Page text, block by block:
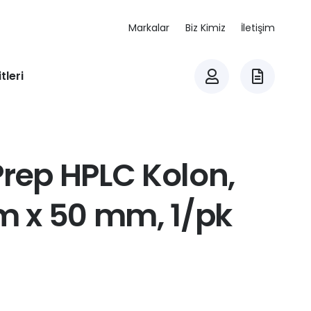
Markalar Biz Kimiz İletişim
HPLC Kolon,
x 50 mm, 1/pk